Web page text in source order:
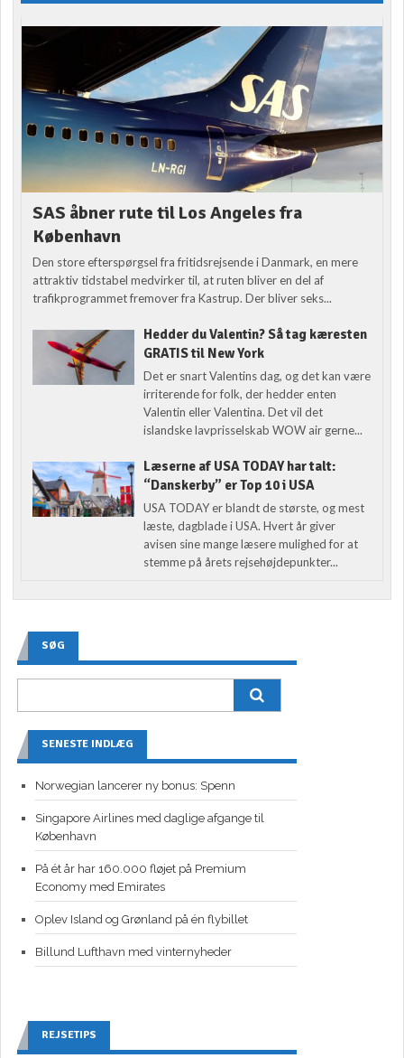
SAS åbner rute til Los Angeles fra
København
Den store efterspørgsel fra fritidsrejsende i Danmark, en mere
attraktiv tidstabel medvirker til, at ruten bliver en del af
trafikprogrammet fremover fra Kastrup. Der bliver seks...
Hedder du Valentin? Så tag kæresten
GRATIS til New York
Det er snart Valentins dag, og det kan være
irriterende for folk, der hedder enten
Valentin eller Valentina. Det vil det
islandske lavprisselskab WOW air gerne...
Læserne af USA TODAY har talt:
“Danskerby” er Top 10 i USA
USA TODAY er blandt de største, og mest
læste, dagblade i USA. Hvert år giver
avisen sine mange læsere mulighed for at
stemme på årets rejsehøjdepunkter...
SØG
SENESTE INDLÆG
Norwegian lancerer ny bonus: Spenn
Singapore Airlines med daglige afgange til
København
På ét år har 160.000 fløjet på Premium
Economy med Emirates
Oplev Island og Grønland på én flybillet
Billund Lufthavn med vinternyheder
REJSETIPS